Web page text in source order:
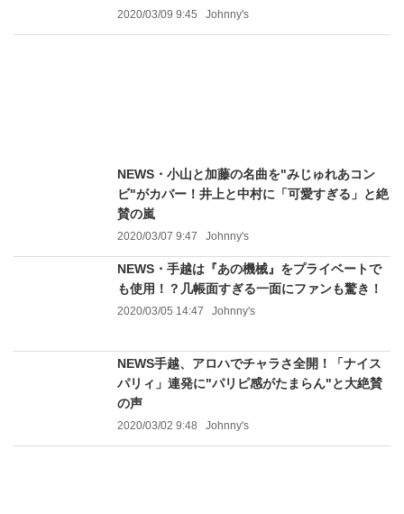
2020/03/09 9:45 Johnny's
NEWS・小山と加藤の名曲を"みじゅれあコン
ビ"がカバー！井上と中村に「可愛すぎる」と絶
賛の嵐
2020/03/07 9:47 Johnny's
NEWS・手越は『あの機械』をプライベートで
も使用！？几帳面すぎる一面にファンも驚き！
2020/03/05 14:47 Johnny's
NEWS手越、アロハでチャラさ全開！「ナイス
パリィ」連発に"パリピ感がたまらん"と大絶賛
の声
2020/03/02 9:48 Johnny's